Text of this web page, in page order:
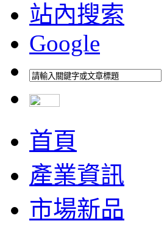
站內搜索
Google
首頁
產業資訊
市場新品